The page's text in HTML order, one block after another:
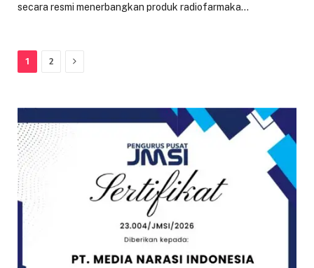
secara resmi menerbangkan produk radiofarmaka…
1 2 Next